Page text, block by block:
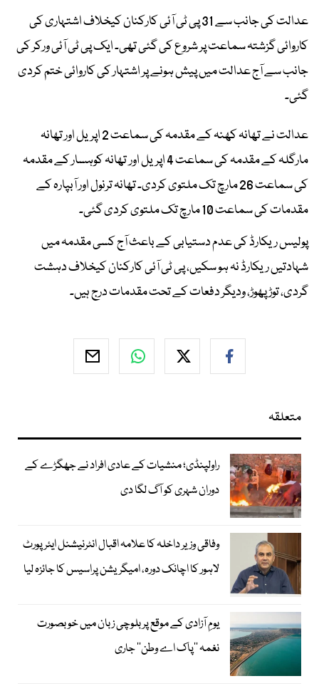
عدالت کی جانب سے 31 پی ٹی آئی کارکنان کیخلاف اشتہاری کی
کاروائی گزشتہ سماعت پر شروع کی گئی تھی۔ ایک پی ٹی آئی ورکر کی
جانب سے آج عدالت میں پیش ہونے پر اشتہار کی کاروائی ختم کردی
گئی۔
عدالت نے تھانہ کھنہ کے مقدمہ کی سماعت 2 اپریل اور تھانہ
مارگلہ کے مقدمہ کی سماعت 4 اپریل اور تھانہ کوہسار کے مقدمہ
کی سماعت 26 مارچ تک ملتوی کردی۔ تھانہ ترنول اور آبپارہ کے
مقدمات کی سماعت 10 مارچ تک ملتوی کردی گئی۔
پولیس ریکارڈ کی عدم دستیابی کے باعث آج کسی مقدمہ میں
شہادتیں ریکارڈ نہ ہو سکیں، پی ٹی آئی کارکنان کیخلاف دہشت
گردی، توڑ پھوڑ، ودیگر دفعات کے تحت مقدمات درج ہیں۔
متعلقہ
راولپنڈی؛ منشیات کے عادی افراد نے جھگڑے کے
دوران شہری کو آگ لگا دی
وفاقی وزیر داخلہ کا علامہ اقبال انٹرنیشنل ایئرپورٹ
لاہور کا اچانک دورہ، امیگریشن پراسیس کا جائزہ لیا
یومِ آزادی کے موقع پر بلوچی زبان میں خوبصورت
نغمہ ’’پاک اے وطن‘‘ جاری